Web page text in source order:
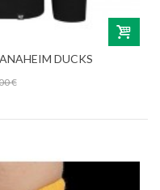
DUCKS
€